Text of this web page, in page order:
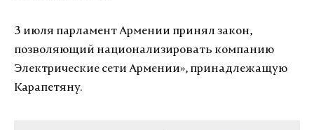
3 июля парламент Армении принял закон,
позволяющий национализировать компанию
Электрические сети Армении», принадлежащую
Карапетяну.